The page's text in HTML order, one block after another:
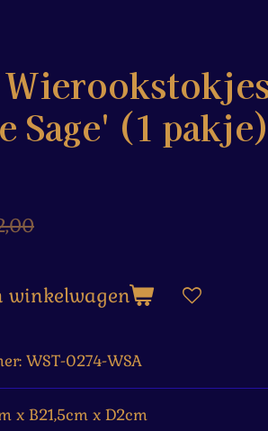
Sage' (1 pakje)
winkelwagen
WST-0274-WSA
x B21,5cm x D2cm